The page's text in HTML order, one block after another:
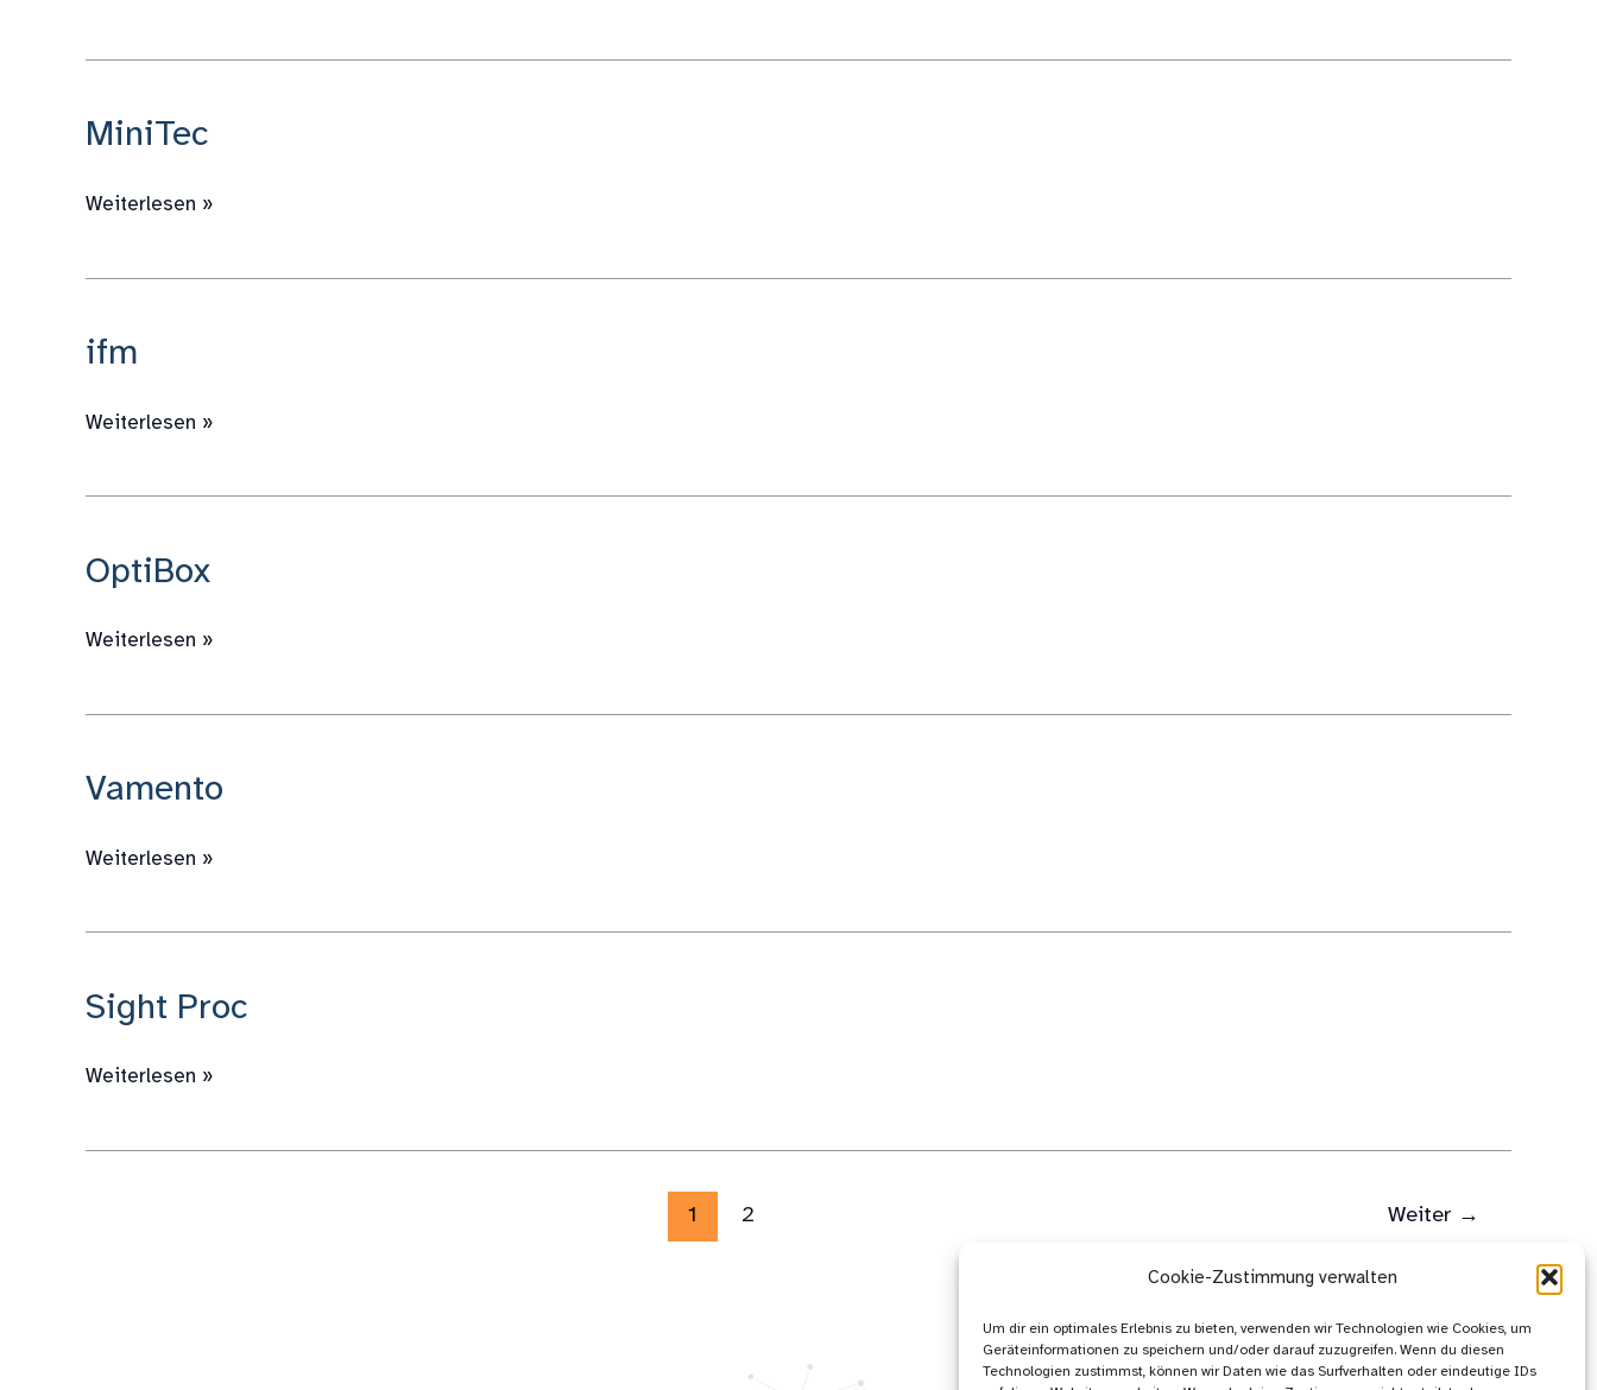
Cookie-Zustimmung verwalten
Um dir ein optimales Erlebnis zu bieten, verwenden wir Technologien wie Cookies, um
Geräteinformationen zu speichern und/oder darauf zuzugreifen. Wenn du diesen
Technologien zustimmst, können wir Daten wie das Surfverhalten oder eindeutige IDs
MiniTec
MiniTec
Weiterlesen »
ifm
ifm
Weiterlesen »
OptiBox
OptiBox
Weiterlesen »
Vamento
Vamento
Weiterlesen »
Sight Proc
Sight
Proc
Weiterlesen »
1 2 Weiter →